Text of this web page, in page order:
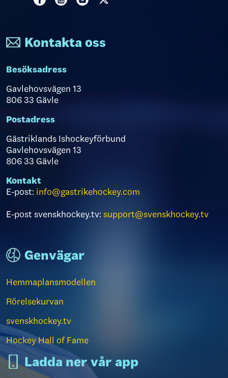
Kontakta oss
Besöksadress
Gavlehovsvägen 13
806 33 Gävle
Postadress
Gästriklands Ishockeyförbund
Gavlehovsvägen 13
806 33 Gävle
Kontakt
E-post: info@gastrikehockey.com
E-post svenskhockey.tv: support@svenskhockey.tv
Genvägar
Hemmaplansmodellen
Rörelsekurvan
svenskhockey.tv
Hockey Hall of Fame
Ladda ner vår app